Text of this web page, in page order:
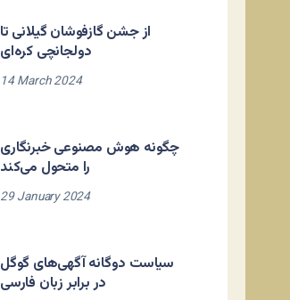
از جشن گازفوشان گیلانی تا
دولجانچی کره‌ای
14 March 2024
چگونه هوش مصنوعی خبرنگاری
را متحول می‌کند
29 January 2024
سیاست دوگانه آگهی‌های گوگل
در برابر زبان فارسی